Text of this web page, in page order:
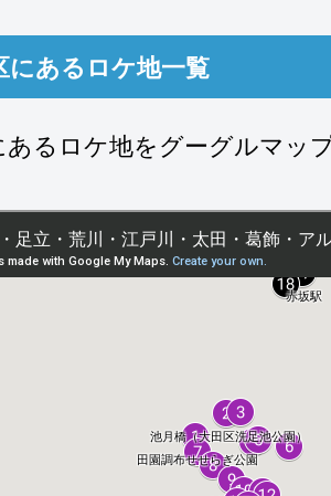
にあるロケ地一覧
るロケ地をグーグルマッ